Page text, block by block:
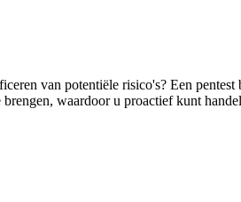
van potentiële risico's? Een
waardoor u proactief kunt